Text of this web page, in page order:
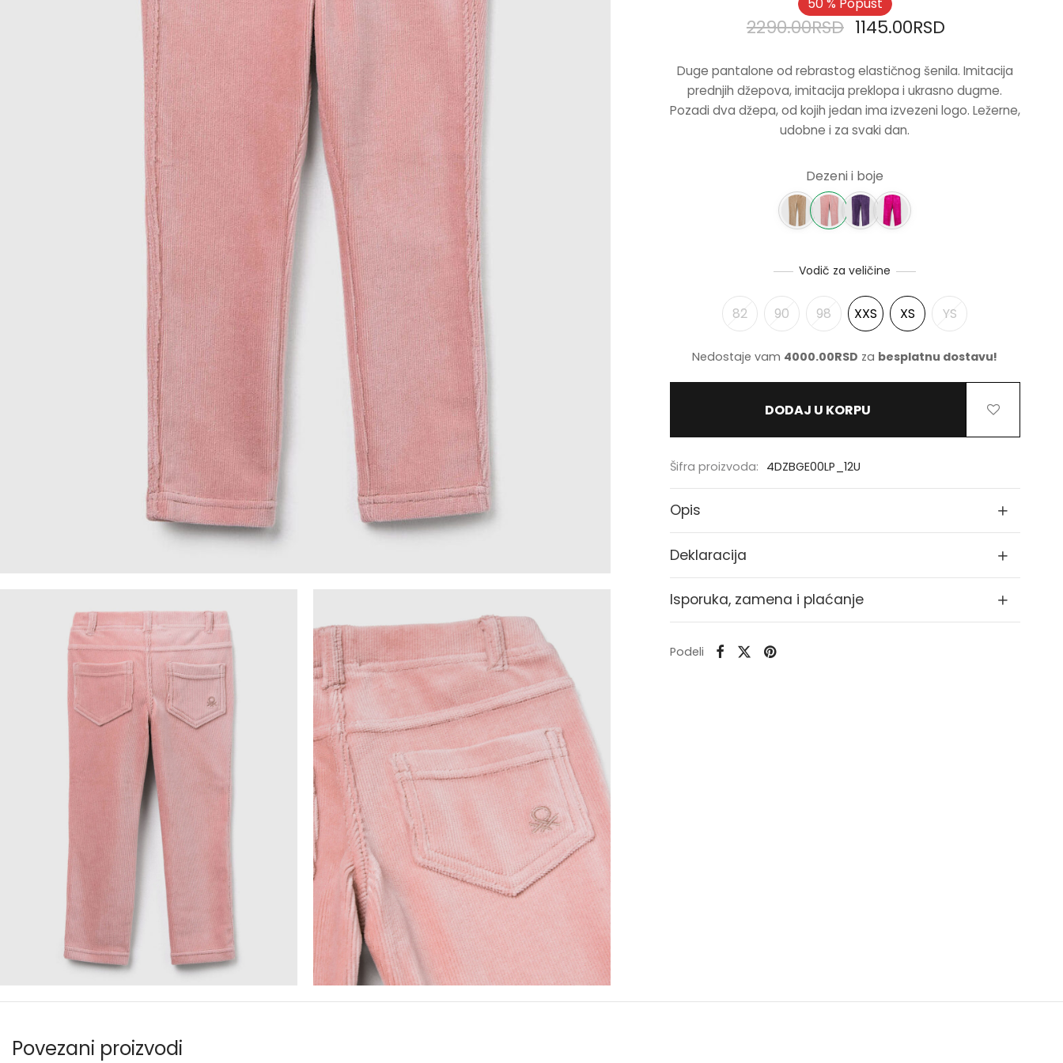
2290.00RSD ORIGINALNA
BILA:
2290.00RSD.
1145.00RSD
1145.00RSD.
Duge pantalone od rebrastog elastičnog šenila. Imitacija
prednjih džepova, imitacija preklopa i ukrasno dugme.
Pozadi dva džepa, od kojih jedan ima izvezeni logo. Ležerne,
udobne i za svaki dan.
Dezeni i boje
Vodič za veličine
82 90 98 XXS XS YS
Nedostaje vam 4000.00RSD za besplatnu dostavu!
DODAJ U KORPU
Šifra proizvoda: 4DZBGE00LP_12U
Opis
Deklaracija
Isporuka, zamena i plaćanje
Podeli
Povezani proizvodi